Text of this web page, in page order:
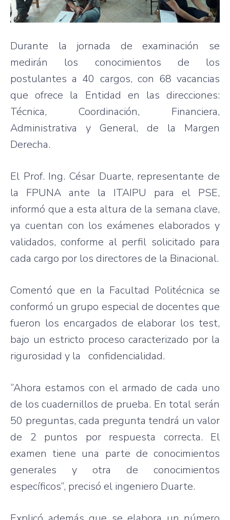
Durante la jornada de examinación se
medirán los conocimientos de los
postulantes a 40 cargos, con 68 vacancias
que ofrece la Entidad en las direcciones:
Técnica, Coordinación, Financiera,
Administrativa y General, de la Margen
Derecha.
El Prof. Ing. César Duarte, representante de
la FPUNA ante la ITAIPU para el PSE,
informó que a esta altura de la semana clave,
ya cuentan con los exámenes elaborados y
validados, conforme al perfil solicitado para
cada cargo por los directores de la Binacional.
Comentó que en la Facultad Politécnica se
conformó un grupo especial de docentes que
fueron los encargados de elaborar los test,
bajo un estricto proceso caracterizado por la
rigurosidad y la confidencialidad.
“Ahora estamos con el armado de cada uno
de los cuadernillos de prueba. En total serán
50 preguntas, cada pregunta tendrá un valor
de 2 puntos por respuesta correcta. El
examen tiene una parte de conocimientos
generales y otra de conocimientos
específicos”, precisó el ingeniero Duarte.